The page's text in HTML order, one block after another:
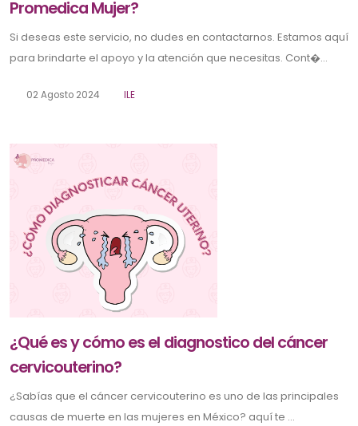
Promedica Mujer?
Si deseas este servicio, no dudes en contactarnos. Estamos aquí
para brindarte el apoyo y la atención que necesitas. Cont�...
02 Agosto 2024 ILE
¿Qué es y cómo es el diagnostico del cáncer
cervicouterino?
¿Sabías que el cáncer cervicouterino es uno de las principales
causas de muerte en las mujeres en México? aquí te ...